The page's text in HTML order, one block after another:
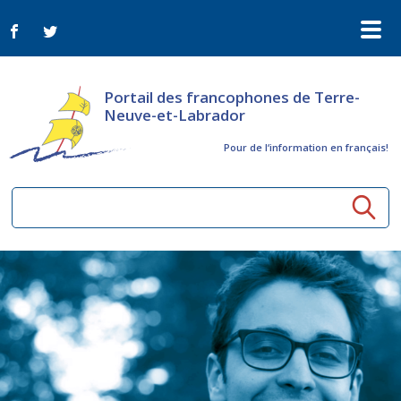
Portail des francophones de Terre-
Neuve-et-Labrador
Pour de l‘information en français!
Ressources communautaires
Aînés
Activités à distance
ConnectAînés
Arts et culture
Appels d'offres du secteur culturel
Plan de Développement Global
Organismes
Nouvelles
Bulletin Le FrancoTNL